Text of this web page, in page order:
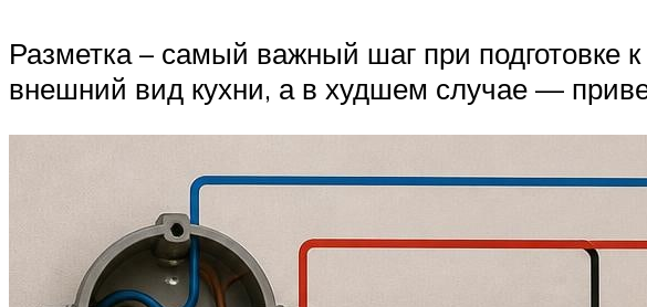
Разметка – самый важный шаг при подготовке
внешний вид кухни, а в худшем случае —